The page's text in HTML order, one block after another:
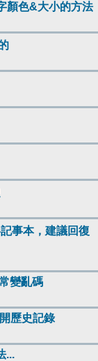
顏色&大小的方法
事本，建議回復
變亂碼
歷史記錄
...